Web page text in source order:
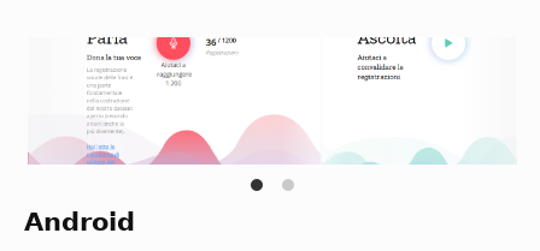
Clicca parla per registrare una frase che altri utenti valideranno
Android